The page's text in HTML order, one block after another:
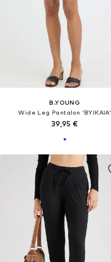
B.YOUNG
Wide Leg Pantalon 'BYIKAIA'
39,95 €